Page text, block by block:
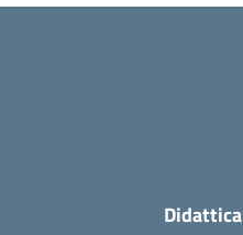
Didattica